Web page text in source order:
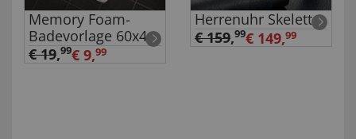
Memory Foam-
Badevorlage 60x45
Größe 1
€ 19,99€ 9,99
Herrenuhr Skelett
€ 159,99€ 149,99